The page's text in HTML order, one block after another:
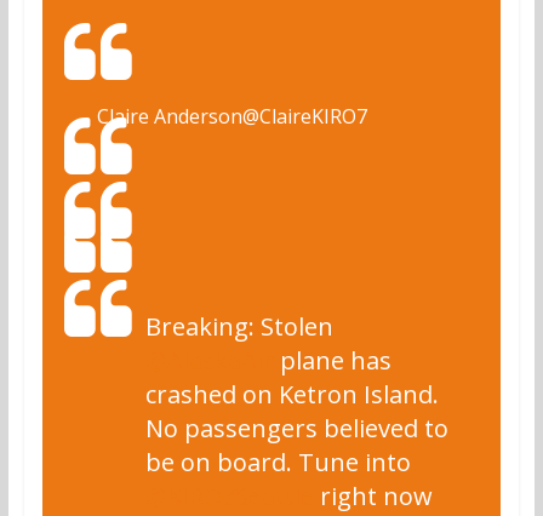
Claire Anderson@ClaireKIRO7
Breaking: Stolen
plane has
crashed on Ketron Island.
No passengers believed to
be on board. Tune into
right now